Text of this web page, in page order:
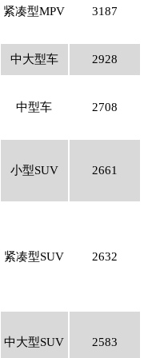
紧凑型MPV 3187
中大型车 2928
中型车 2708
小型SUV 2661
紧凑型SUV 2632
中大型SUV 2583